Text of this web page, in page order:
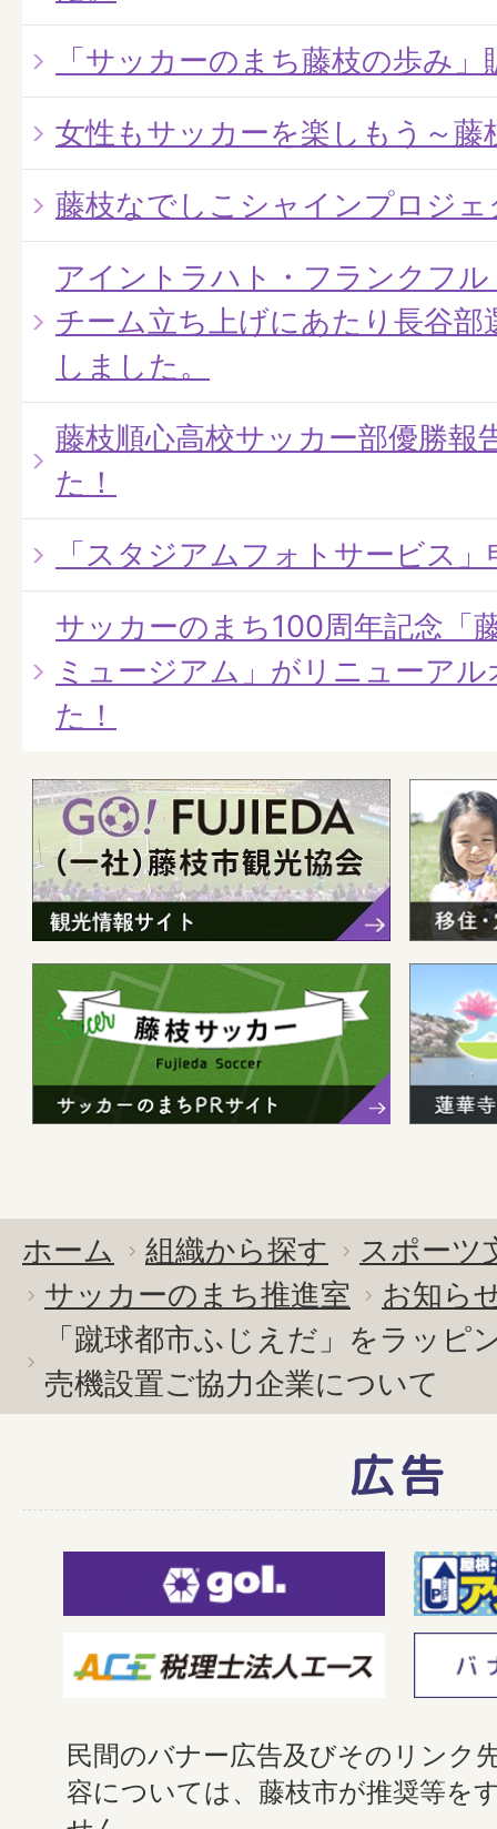
「サッカーのまち藤枝の歩み」
女性もサッカーを楽しもう～藤
藤枝なでしこシャインプロジェ
アイントラハト・フランクフ
チーム立ち上げにあたり長谷部
しました。
藤枝順心高校サッカー部優勝報
た！
「スタジアムフォトサービス
サッカーのまち100周年記念「
ミュージアム」がリニューア
た！
ホーム 組織から探す
スポーツ
サッカーのまち推進室
お知ら
「蹴球都市ふじえだ」をラッピ
売機設置ご協力企業について
広告
民間のバナー広告及びそのリンク
容については、藤枝市が推奨等を